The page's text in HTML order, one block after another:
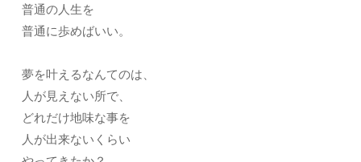
普通の人生を
普通に歩めばいい。
夢を叶えるなんてのは、
人が見えない所で、
どれだけ地味な事を
人が出来ないくらい